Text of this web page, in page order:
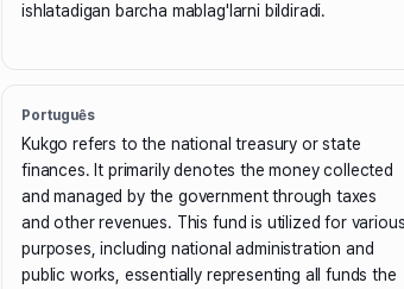
ishlatadigan barcha mablag'larni bildiradi.
Português
Kukgo refers to the national treasury or state
finances. It primarily denotes the money collected
and managed by the government through taxes
and other revenues. This fund is utilized for various
purposes, including national administration and
public works, essentially representing all funds the